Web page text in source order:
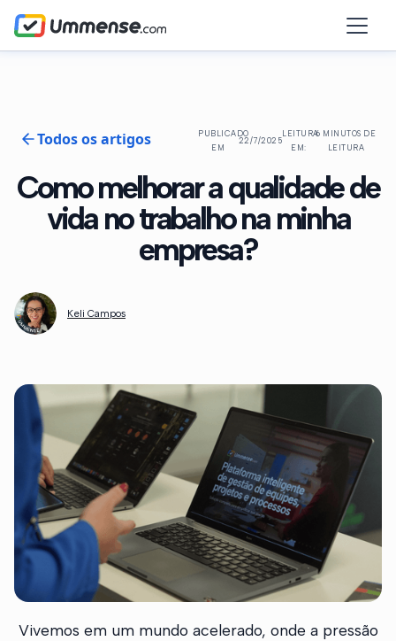
Todos os artigos
PUBLICADO
EM
22/7/2025
LEITURA
EM:
6 MINUTOS DE
LEITURA
Como melhorar a qualidade de
vida no trabalho na minha
empresa?
Keli Campos
Vivemos em um mundo acelerado, onde a pressão